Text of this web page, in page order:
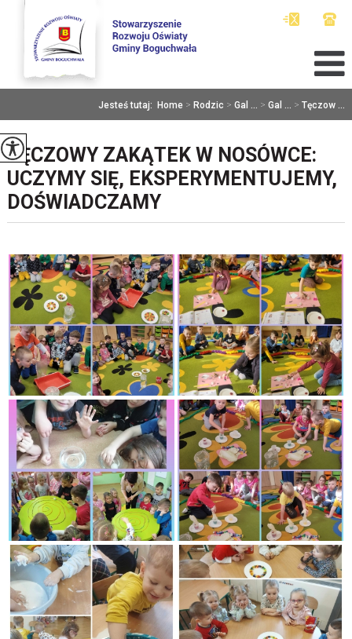
Jesteś tutaj: Home > Rodzic > Gal ... > Gal ... > Tęczow ...
TĘCZOWY ZAKĄTEK W NOSÓWCE:
UCZYMY SIĘ, EKSPERYMENTUJEMY,
DOŚWIADCZAMY